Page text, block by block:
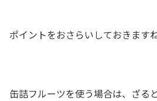
ポイントをおさらいしておきますね
缶詰フルーツを使う場合は、ざる